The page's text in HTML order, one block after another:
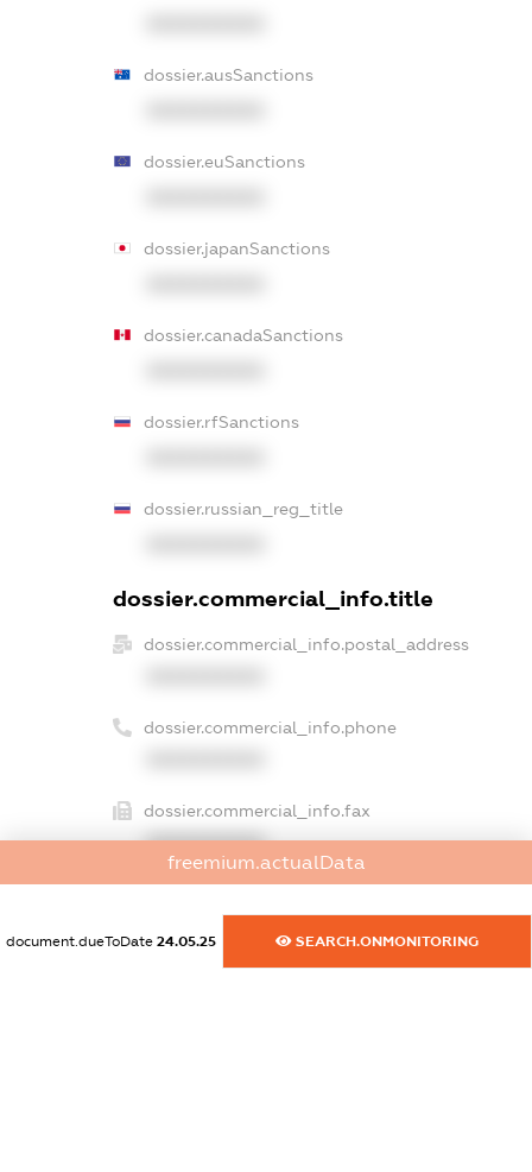
dossier.ausSanctions
dossier.euSanctions
dossier.japanSanctions
dossier.canadaSanctions
dossier.rfSanctions
dossier.russian_reg_title
dossier.commercial_info.title
dossier.commercial_info.postal_address
dossier.commercial_info.phone
dossier.commercial_info.fax
XXXXXXXXXX
freemium.actualData
document.dueToDate 24.05.25 SEARCH.ONMONITORING